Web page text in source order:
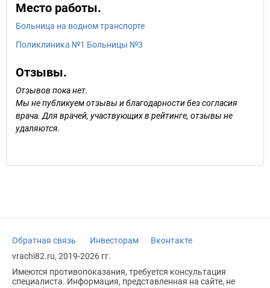
Место работы.
Больница на водном транспорте
Поликлиника №1 Больницы №3
Отзывы.
Отзывов пока нет.
Мы не публикуем отзывы и благодарности без согласия
врача. Для врачей, участвующих в рейтинге, отзывы не
удаляются.
Обратная связь Инвесторам
Вконтакте
vrachi82.ru, 2019-2026 гг.
Имеются противопоказания, требуется консультация
специалиста. Информация, представленная на сайте, не